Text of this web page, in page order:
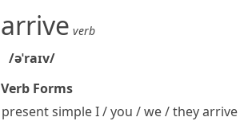
arrive verb
/əˈraɪv/
Verb Forms
present simple I / you / we / theyarrive